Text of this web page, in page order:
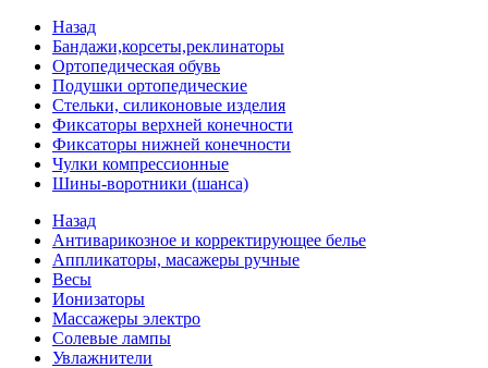
Назад
Бандажи,корсеты,реклинаторы
Ортопедическая обувь
Подушки ортопедические
Стельки, силиконовые изделия
Фиксаторы верхней конечности
Фиксаторы нижней конечности
Чулки компрессионные
Шины-воротники (шанса)
Назад
Антиварикозное и корректирующее белье
Аппликаторы, масажеры ручные
Весы
Ионизаторы
Массажеры электро
Солевые лампы
Увлажнители